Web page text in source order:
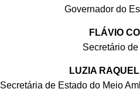
Governador do
FLÁVIO
Secretário
LUZIA
Secretária de Estado do Meio